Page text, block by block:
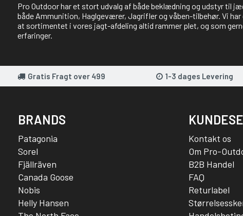
Pro Outdoor har et stort udvalg af både beklædning og udstyr til
både Ammunition, Haglgeværer, Jagrifler og våben-tilbehør. Vi
at sortimentet i vores jagt-afdeling altid rammer plet, og som
erfaringer.
Gratis Fragt over 499 1-3 dages Levering
BRANDS
Patagonia
Sorel
Fjällräven
Canada Goose
Nobis
Helly Hansen
Kontakt os
Om Pro-
B2B Handel
FAQ
Returlabel